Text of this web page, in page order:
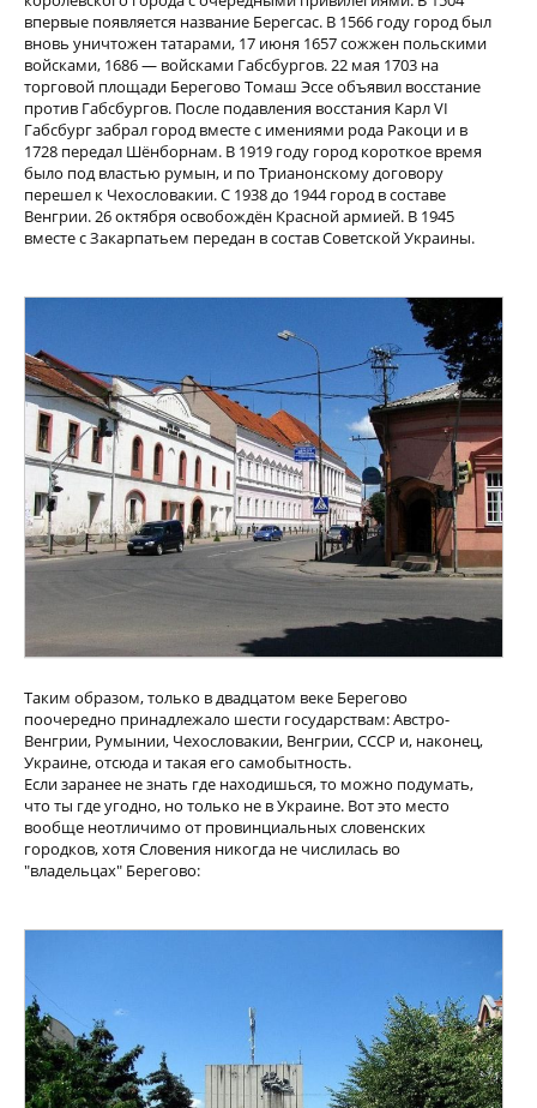
впервые появляется название Берегсас. В 1566 году город был
вновь уничтожен татарами, 17 июня 1657 сожжен польскими
войсками, 1686 — войсками Габсбургов. 22 мая 1703 на
торговой площади Берегово Томаш Эссе объявил восстание
против Габсбургов. После подавления восстания Карл VІ
Габсбург забрал город вместе с имениями рода Ракоци и в
1728 передал Шёнборнам. В 1919 году город короткое время
было под властью румын, и по Трианонскому договору
перешел к Чехословакии. С 1938 до 1944 город в составе
Венгрии. 26 октября освобождён Красной армией. В 1945
вместе с Закарпатьем передан в состав Советской Украины.
Таким образом, только в двадцатом веке Берегово
поочередно принадлежало шести государствам: Австро-
Венгрии, Румынии, Чехословакии, Венгрии, СССР и, наконец,
Украине, отсюда и такая его самобытность.
Если заранее не знать где находишься, то можно подумать,
что ты где угодно, но только не в Украине. Вот это место
вообще неотличимо от провинциальных словенских
городков, хотя Словения никогда не числилась во
"владельцах" Берегово: